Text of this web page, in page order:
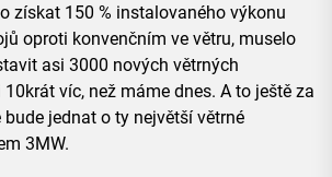
získat 150 % instalovaného výkonu
oproti konvenčním ve větru, muselo
asi 3000 nových větrných
víc, než máme dnes. A to ještě za
bude jednat o ty největší větrné
3MW.